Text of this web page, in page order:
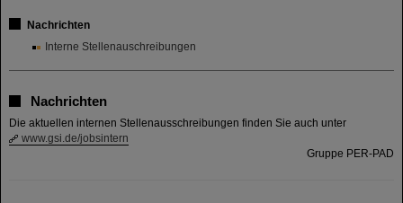
Nachrichten
Interne Stellenauschreibungen
Nachrichten
Die aktuellen internen Stellenausschreibungen finden Sie auch unter
www.gsi.de/jobsintern
Gruppe PER-PAD